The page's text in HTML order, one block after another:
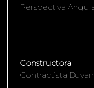
Perspectiva
Constructora
Contractista